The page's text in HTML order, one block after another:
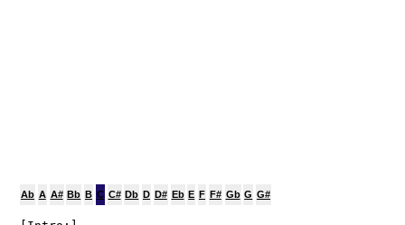
Ab A A# Bb B C C# Db D D# Eb E F F# Gb G G#